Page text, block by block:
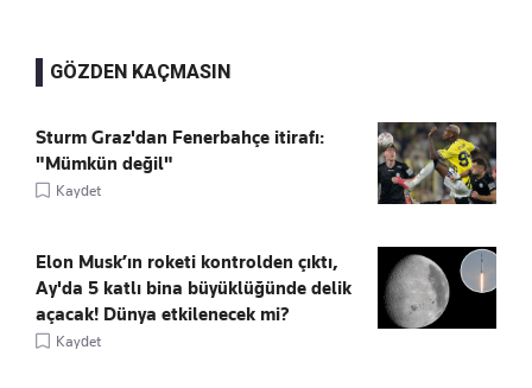
GÖZDEN KAÇMASIN
Sturm Graz'dan Fenerbahçe itirafı:
"Mümkün değil"
Kaydet
Elon Musk’ın roketi kontrolden çıktı,
Ay'da 5 katlı bina büyüklüğünde delik
açacak! Dünya etkilenecek mi?
Kaydet